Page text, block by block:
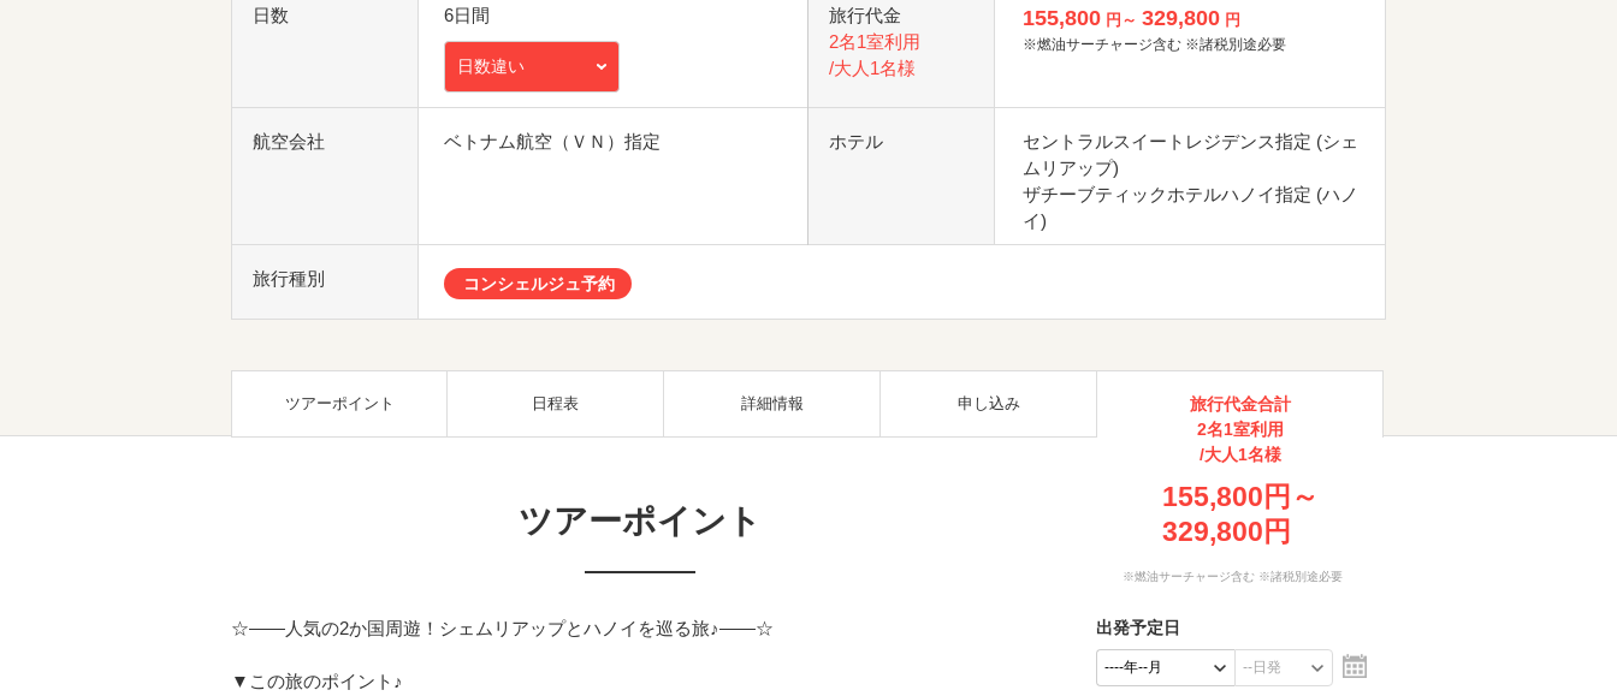
日数 6日間
日数違い
旅行代金
2名1室利用
/大人1名様
155,800 円～ 329,800 円
※燃油サーチャージ含む ※諸税別途必要
航空会社 ベトナム航空（ＶＮ）指定 ホテル
セントラルスイートレジデンス指定 (シェ
ムリアップ)
ザチーブティックホテルハノイ指定 (ハノ
イ)
旅行種別 コンシェルジュ予約
ツアーポイント 日程表 詳細情報 申し込み
ツアーポイント
☆――人気の2か国周遊！シェムリアップとハノイを巡る旅♪――☆
▼この旅のポイント♪
旅行代金合計
2名1室利用
/大人1名様
155,800円～
329,800円
※燃油サーチャージ含む ※諸税別途必要
出発予定日